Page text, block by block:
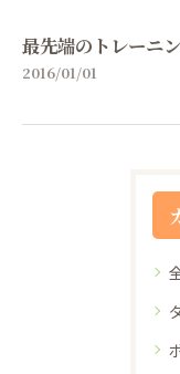
最先端のトレーニ
2016/01/01